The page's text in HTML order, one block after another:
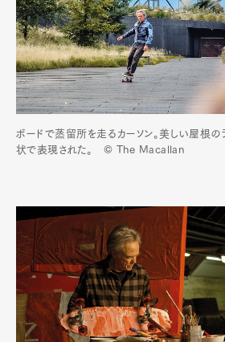
ボードで蒸留所を走るカーソン。美しい屋根の
状で表現された。 © The Macallan